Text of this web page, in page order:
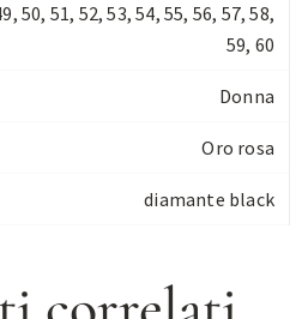
50, 51, 52, 53, 54, 55, 56, 57, 58,
59, 60
Donna
Oro rosa
diamante black